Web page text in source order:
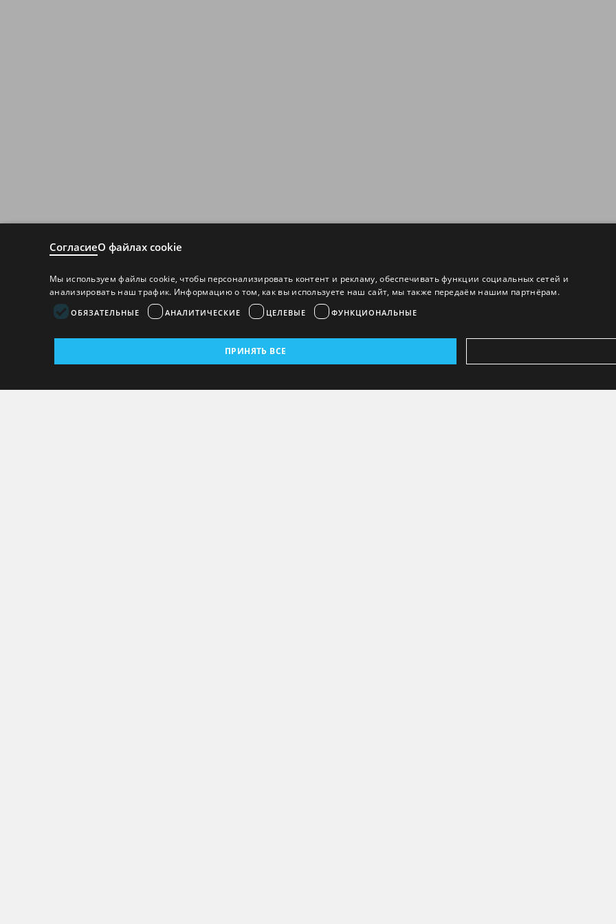
СогласиеО файлах cookie
Мы используем файлы cookie, чтобы персонализировать контент и рекламу, обеспечивать функции социальных сетей и
анализировать наш трафик. Информацию о том, как вы используете наш сайт, мы также передаём нашим партнёрам.
ОБЯЗАТЕЛЬНЫЕ АНАЛИТИЧЕСКИЕ ЦЕЛЕВЫЕ ФУНКЦИОНАЛЬНЫЕ
ПРИНЯТЬ ВСЕ